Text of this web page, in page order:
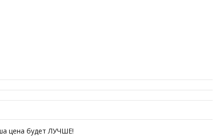
цена будет ЛУЧШЕ!